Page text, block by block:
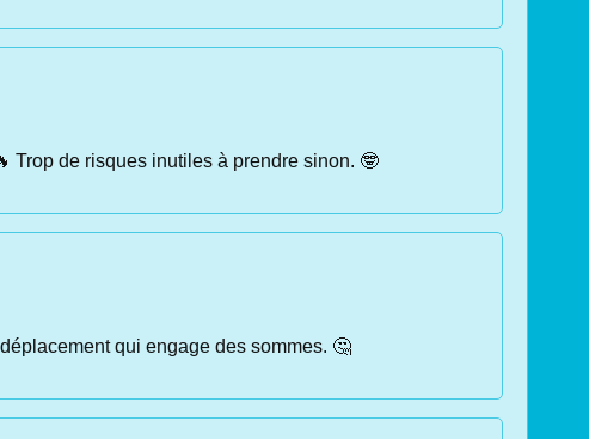
Trop de risques inutiles à prendre sinon. 🤓
qui engage des sommes. 🤔